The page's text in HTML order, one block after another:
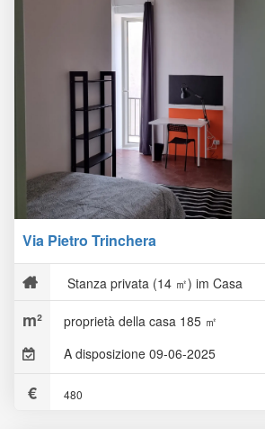
Via Pietro Trinchera
Stanza privata (14 ㎡) im Casa
proprietà della casa 185 ㎡
A disposizione 09-06-2025
480